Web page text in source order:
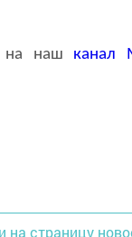
на наш канал
на страницу